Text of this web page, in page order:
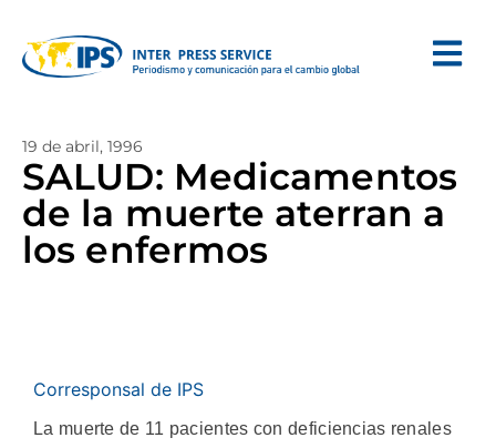
19 de abril, 1996
SALUD: Medicamentos
de la muerte aterran a
los enfermos
Corresponsal de IPS
La muerte de 11 pacientes con deficiencias renales